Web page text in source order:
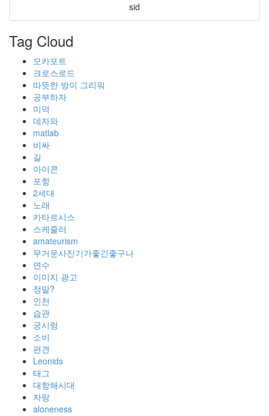
sid
Tag Cloud
모카포트
크로스로드
따뜻한 방이 그리워
공부하자
미덕
데자와
matlab
비싸
길
아이콘
포항
2세대
노래
카타르시스
스케줄러
amateurism
무거운사진기가좋긴좋구나
연수
이미지 광고
정말?
인천
습관
궁시렁
소비
편견
Leonids
태그
대항해시대
자랑
aloneness